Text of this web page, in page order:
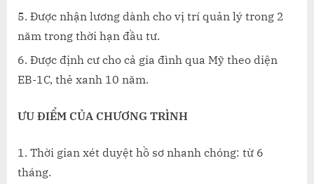
Được nhận lương dành cho vị trí quản lý trong 2
năm trong thời hạn đầu tư.
Được định cư cho cả gia đình qua Mỹ theo diện
EB-1C, thẻ xanh 10 năm.
ƯU ĐIỂM CỦA CHƯƠNG TRÌNH
Thời gian xét duyệt hồ sơ nhanh chóng: từ 6
tháng.